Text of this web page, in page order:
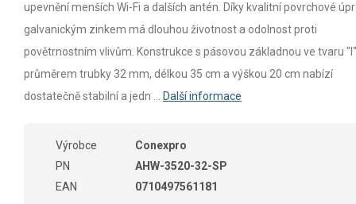
upevnění menších Wi-Fi a dalších antén. Díky kvalitní povrchové
galvanickým zinkem má dlouhou životnost a odolnost proti
povětrnostním vlivům. Konstrukce s pásovou základnou ve tvaru
průměrem trubky 32 mm, délkou 35 cm a výškou 20 cm nabízí
dostatečně stabilní a jedn ...
Další informace
Výrobce
Conexpro
PN
AHW-3520-32-SP
EAN
0710497561181